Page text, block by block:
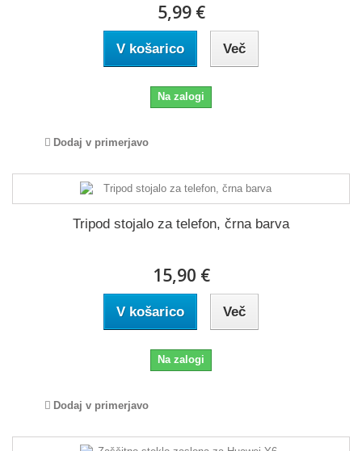
5,99 €
V košarico Več
Na zalogi
Dodaj v primerjavo
Tripod stojalo za telefon, črna barva
15,90 €
V košarico Več
Na zalogi
Dodaj v primerjavo